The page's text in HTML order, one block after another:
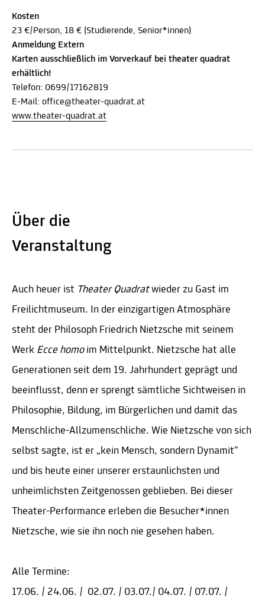
Kosten
23 €/Person, 18 € (Studierende, Senior*innen)
Anmeldung Extern
Karten ausschließlich im Vorverkauf bei theater quadrat
erhältlich!
Telefon: 0699/17162819
E-Mail: office@theater-quadrat.at
www.theater-quadrat.at
Über die
Veranstaltung
Auch heuer ist Theater Quadratwieder zu Gast im
Freilichtmuseum. In der einzigartigen Atmosphäre
steht der Philosoph Friedrich Nietzsche mit seinem
Werk Ecce homoim Mittelpunkt. Nietzsche hat alle
Generationen seit dem 19. Jahrhundert geprägt und
beeinflusst, denn er sprengt sämtliche Sichtweisen in
Philosophie, Bildung, im Bürgerlichen und damit das
Menschliche-Allzumenschliche. Wie Nietzsche von sich
selbst sagte, ist er „kein Mensch, sondern Dynamit“
und bis heute einer unserer erstaunlichsten und
unheimlichsten Zeitgenossen geblieben. Bei dieser
Theater-Performance erleben die Besucher*innen
Nietzsche, wie sie ihn noch nie gesehen haben.
Alle Termine:
17.06. / 24.06. / 02.07. / 03.07./ 04.07. / 07.07. /